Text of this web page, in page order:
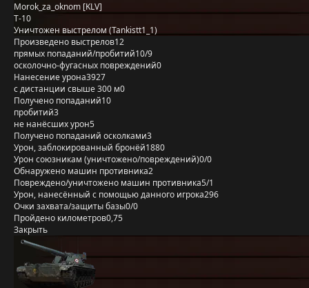
Morok_za_oknom [KLV]
Т-10
Уничтожен выстрелом (Tankistt1_1)
Произведено выстрелов12
прямых попаданий/пробитий10/9
осколочно-фугасных повреждений0
Нанесение урона3927
с дистанции свыше 300 м0
Получено попаданий10
пробитий3
не нанёсших урон5
Получено попаданий осколками3
Урон, заблокированный бронёй1880
Урон союзникам (уничтожено/повреждений)0/0
Обнаружено машин противника2
Повреждено/уничтожено машин противника5/1
Урон, нанесённый с помощью данного игрока296
Очки захвата/защиты базы0/0
Пройдено километров0,75
Закрыть